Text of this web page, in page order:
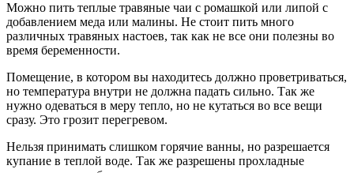
Можно пить теплые травяные чаи с ромашкой или липой с
добавлением меда или малины. Не стоит пить много
различных травяных настоев, так как не все они полезны во
время беременности.
Помещение, в котором вы находитесь должно проветриваться,
но температура внутри не должна падать сильно. Так же
нужно одеваться в меру тепло, но не кутаться во все вещи
сразу. Это грозит перегревом.
Нельзя принимать слишком горячие ванны, но разрешается
купание в теплой воде. Так же разрешены прохладные